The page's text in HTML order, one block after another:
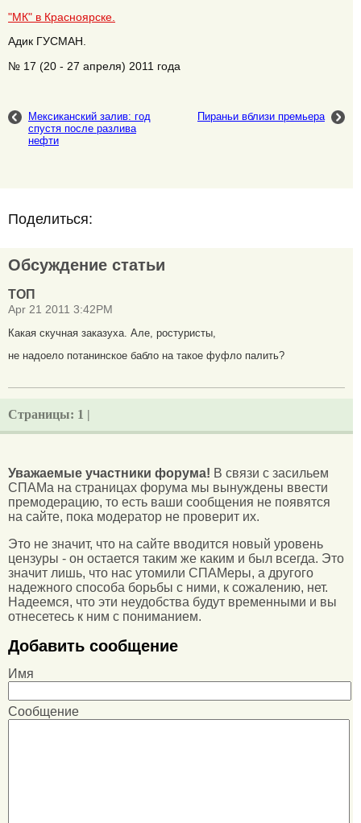
"МК" в Красноярске.
Адик ГУСМАН.
№ 17 (20 - 27 апреля) 2011 года
Мексиканский залив: год
спустя после разлива
нефти
Пираньи вблизи премьера
Поделиться:
Обсуждение статьи
ТОП
Apr 21 2011 3:42PM
Какая скучная заказуха. Але, ростуристы,
не надоело потанинское бабло на такое фуфло палить?
Страницы: 1 |
Уважаемые участники форума! В связи с засильем
СПАМа на страницах форума мы вынуждены ввести
премодерацию, то есть ваши сообщения не появятся
на сайте, пока модератор не проверит их.
Это не значит, что на сайте вводится новый уровень
цензуры - он остается таким же каким и был всегда. Это
значит лишь, что нас утомили СПАМеры, а другого
надежного способа борьбы с ними, к сожалению, нет.
Надеемся, что эти неудобства будут временными и вы
отнесетесь к ним с пониманием.
Добавить сообщение
Имя
Сообщение